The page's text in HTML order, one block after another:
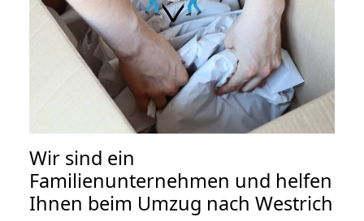
Wir sind ein
Familienunternehmen und helfen
Ihnen beim Umzug nach Westrich